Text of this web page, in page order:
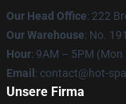
Our Head Office: 222
Our Warehouse: No.
Hour: 9AM – 5PM (Mon
Email : contact@hot-
Unsere Firma